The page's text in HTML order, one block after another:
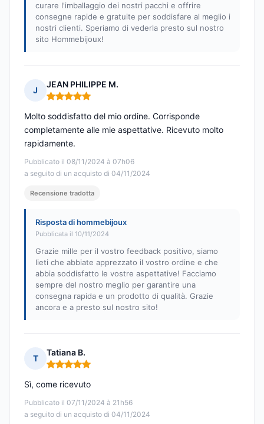
curare l'imballaggio dei nostri pacchi e offrire
consegne rapide e gratuite per soddisfare al meglio i
nostri clienti. Speriamo di vederla presto sul nostro
sito Hommebijoux!
J
JEAN PHILIPPE M.
Nota: 5 su 5
Pubblicato il 08/11/2024 à 07h06
a seguito di un acquisto di 04/11/2024
Molto soddisfatto del mio ordine. Corrisponde
completamente alle mie aspettative. Ricevuto molto
rapidamente.
Recensione tradotta
Risposta di hommebijoux
Pubblicata il 10/11/2024
Grazie mille per il vostro feedback positivo, siamo
lieti che abbiate apprezzato il vostro ordine e che
abbia soddisfatto le vostre aspettative! Facciamo
sempre del nostro meglio per garantire una
consegna rapida e un prodotto di qualità. Grazie
ancora e a presto sul nostro sito!
T
Tatiana B.
Nota: 5 su 5
Pubblicato il 07/11/2024 à 21h56
a seguito di un acquisto di 04/11/2024
Sì, come ricevuto